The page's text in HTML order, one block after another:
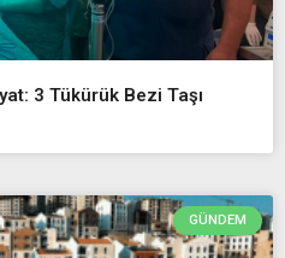
3 Tükürük Bezi Taşı
GÜNDEM